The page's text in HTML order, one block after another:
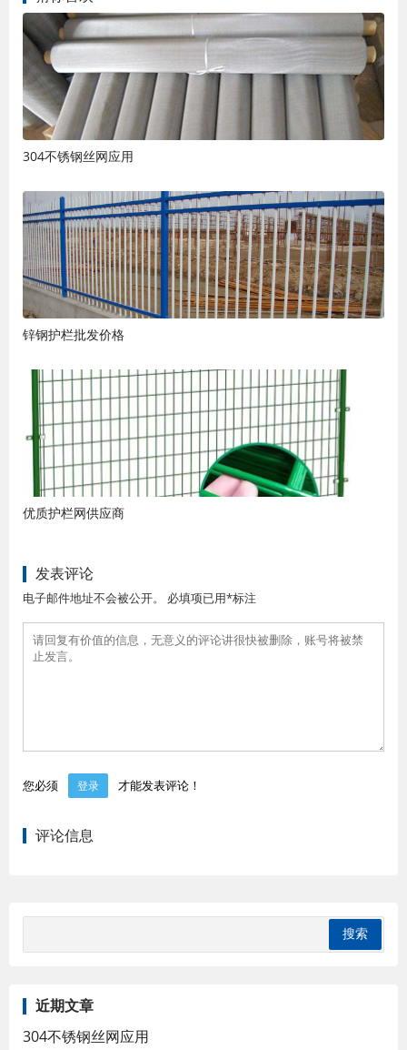
304不锈钢丝网应用
锌钢护栏批发价格
优质护栏网供应商
发表评论
电子邮件地址不会被公开。 必填项已用*标注
您必须 登录 才能发表评论！
评论信息
近期文章
304不锈钢丝网应用